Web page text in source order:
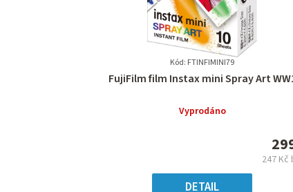
Kód: FTINFIMINI79
Průměrné
produktu
hvězdiček.
FujiFilm film Instax mini Spray Art
Vyprodáno
247 Kč
DETAIL